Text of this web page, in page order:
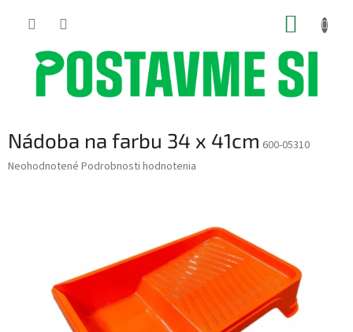
Nádoba na farbu 34 x 41cm 600-05310
Priemerné
Neohodnotené Podrobnosti hodnotenia